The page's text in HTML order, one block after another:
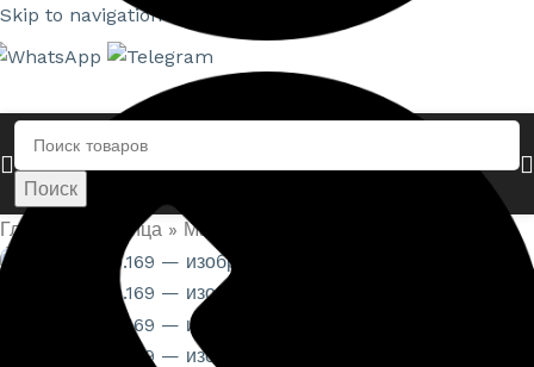
Skip to navigation
Поиск
Главная страница » Магазин